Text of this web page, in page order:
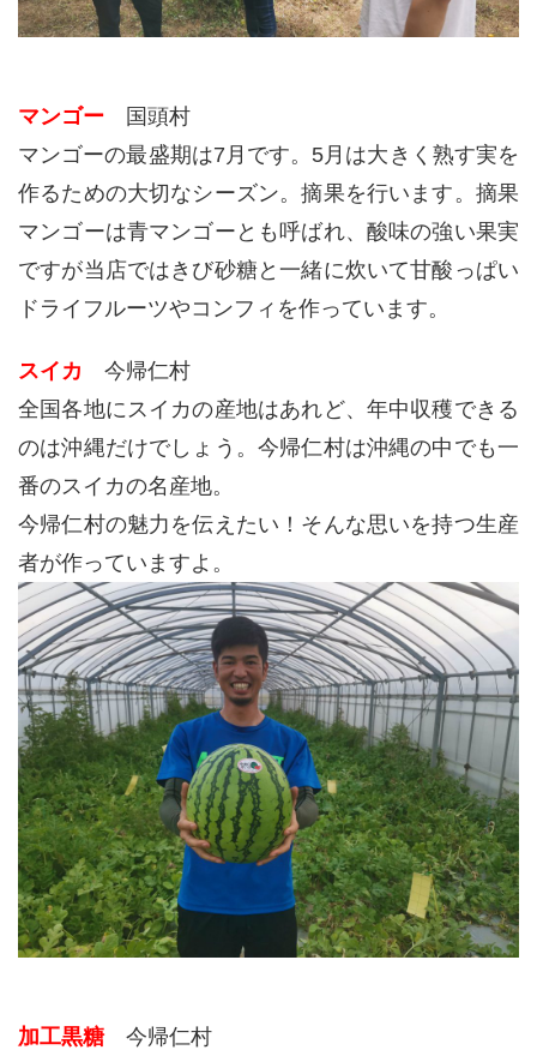
マンゴー 国頭村
マンゴーの最盛期は7月です。5月は大きく熟す実を
作るための大切なシーズン。摘果を行います。摘果
マンゴーは青マンゴーとも呼ばれ、酸味の強い果実
ですが当店ではきび砂糖と一緒に炊いて甘酸っぱい
ドライフルーツやコンフィを作っています。
スイカ 今帰仁村
全国各地にスイカの産地はあれど、年中収穫できる
のは沖縄だけでしょう。今帰仁村は沖縄の中でも一
番のスイカの名産地。
今帰仁村の魅力を伝えたい！そんな思いを持つ生産
者が作っていますよ。
加工黒糖今帰仁村